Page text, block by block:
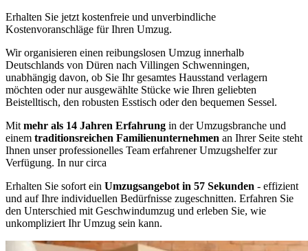
Erhalten Sie jetzt kostenfreie und unverbindliche
Kostenvoranschläge für Ihren Umzug.
Wir organisieren einen reibungslosen Umzug innerhalb
Deutschlands von Düren nach Villingen Schwenningen,
unabhängig davon, ob Sie Ihr gesamtes Hausstand verlagern
möchten oder nur ausgewählte Stücke wie Ihren geliebten
Beistelltisch, den robusten Esstisch oder den bequemen Sessel.
Mit mehr als 14 Jahren Erfahrung in der Umzugsbranche und
einem traditionsreichen Familienunternehmen an Ihrer Seite steht
Ihnen unser professionelles Team erfahrener Umzugshelfer zur
Verfügung. In nur circa
Erhalten Sie sofort ein Umzugsangebot in 57 Sekunden - effizient
und auf Ihre individuellen Bedürfnisse zugeschnitten. Erfahren Sie
den Unterschied mit Geschwindumzug und erleben Sie, wie
unkompliziert Ihr Umzug sein kann.